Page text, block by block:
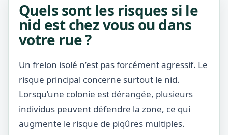
Quels sont les risques si le
nid est chez vous ou dans
votre rue ?
Un frelon isolé n’est pas forcément agressif. Le
risque principal concerne surtout le nid.
Lorsqu’une colonie est dérangée, plusieurs
individus peuvent défendre la zone, ce qui
augmente le risque de piqûres multiples.